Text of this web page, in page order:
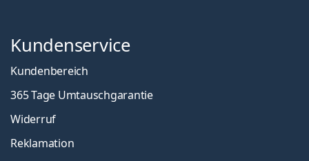
Kundenservice
Kundenbereich
365 Tage Umtauschgarantie
Widerruf
Reklamation